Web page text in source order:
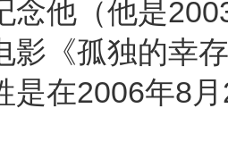
念他（他是
影《孤独的幸
是在2006年8